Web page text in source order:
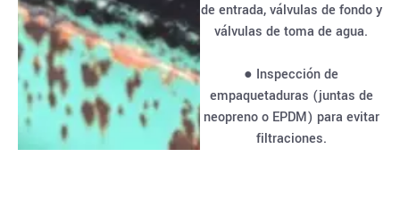
de entrada, válvulas de fondo y
válvulas de toma de agua.
● Inspección de
empaquetaduras (juntas de
neopreno o EPDM) para evitar
filtraciones.